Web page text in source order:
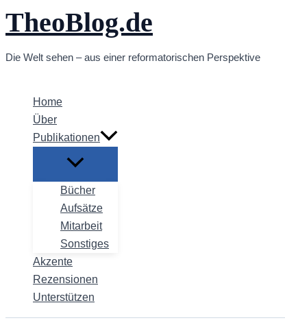
Zum
Inhalt
TheoBlog.de
Die Welt sehen – aus einer reformatorischen Perspektive
Home
Über
Publikationen
Bücher
Aufsätze
Mitarbeit
Sonstiges
Akzente
Rezensionen
Unterstützen